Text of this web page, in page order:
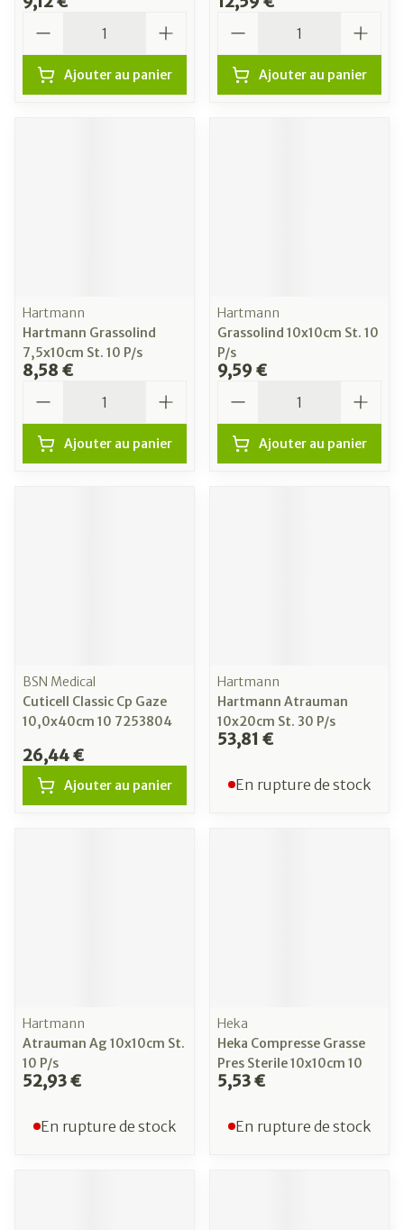
Ajouter au panier Ajouter au panier
Hartmann
Hartmann Grassolind
7,5x10cm St. 10 P/s
8,58 €
Ajouter au panier
Hartmann
Grassolind 10x10cm St. 10
P/s
9,59 €
Ajouter au panier
BSN Medical
Cuticell Classic Cp Gaze
10,0x40cm 10 7253804
26,44 €
Ajouter au panier
Hartmann
Hartmann Atrauman
10x20cm St. 30 P/s
53,81 €
En rupture de stock
Hartmann
Atrauman Ag 10x10cm St.
10 P/s
52,93 €
En rupture de stock
Heka
Heka Compresse Grasse
Pres Sterile 10x10cm 10
5,53 €
En rupture de stock